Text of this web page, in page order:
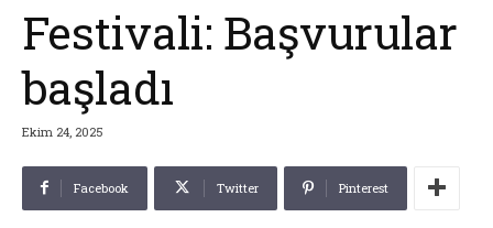
Festivali: Başvurular
başladı
Ekim 24, 2025
Facebook Twitter Pinterest